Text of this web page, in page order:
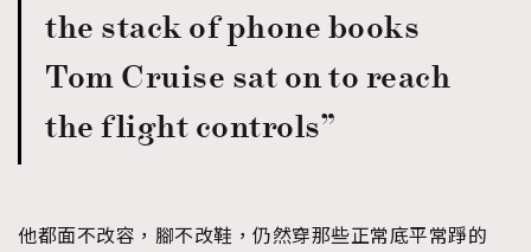
the stack of phone books
Tom Cruise sat on to reach
the flight controls”
他都面不改容，腳不改鞋，仍然穿那些正常底平常踭的